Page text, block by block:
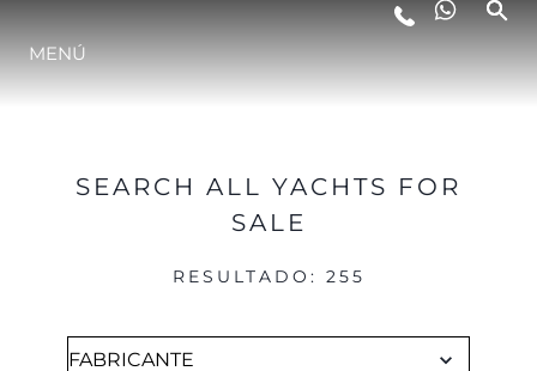
ESTILO DE VIDA
INNOVACIÓN
EL EQUIPO
MENÚ
SEARCH ALL YACHTS FOR
SALE
RESULTADO : 255